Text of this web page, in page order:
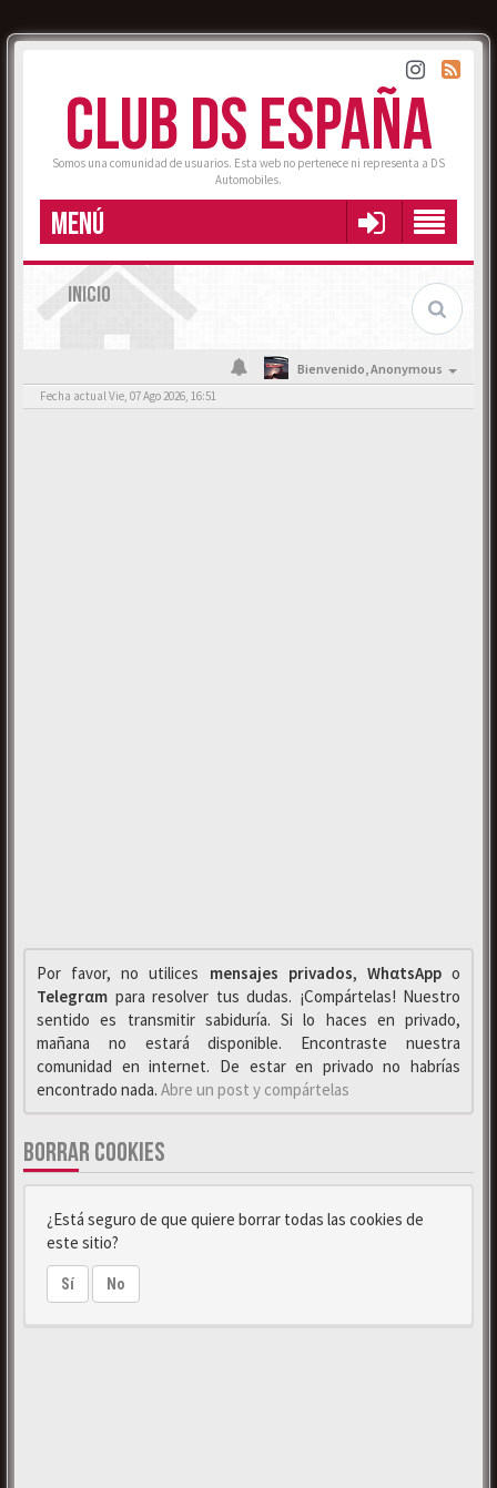
CLUB DS ESPAÑA
Somos una comunidad de usuarios. Esta web no pertenece ni representa a DS
Automobiles.
MENÚ
INICIO
Bienvenido,Anonymous
Fecha actual Vie, 07 Ago 2026, 16:51
Por favor, no utilices mensajes privados, WhαtsAppo
Telegrαm para resolver tus dudas. ¡Compártelas! Nuestro
sentido es transmitir sabiduría. Si lo haces en privado,
mañana no estará disponible. Encontraste nuestra
comunidad en internet. De estar en privado no habrías
encontrado nada. Abre un post y compártelas
BORRAR COOKIES
¿Está seguro de que quiere borrar todas las cookies de
este sitio?
Sí No